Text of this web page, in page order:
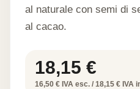
al naturale con semi di
al cacao.
18,15 €
16,50 € IVA esc. / 18,15 € IVA